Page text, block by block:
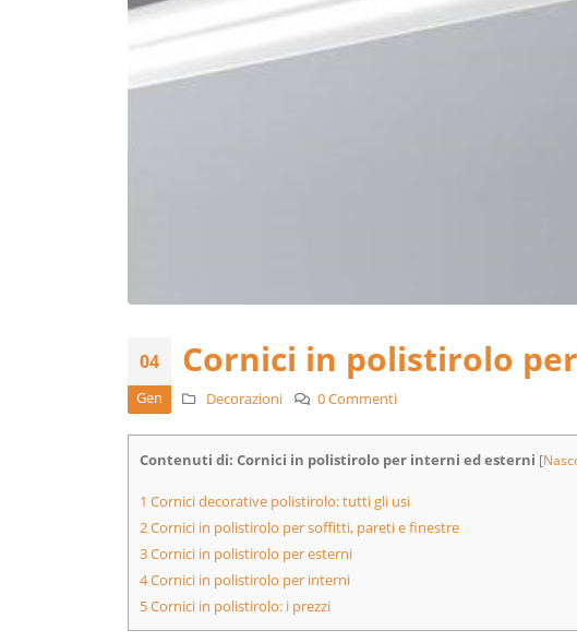
04
Gen
Cornici in polistirolo
Decorazioni 0 Commenti
Contenuti di: Cornici in polistirolo per interni ed esterni [
1 Cornici decorative polistirolo: tutti gli usi
2Cornici in polistirolo per soffitti, pareti e finestre
3Cornici in polistirolo per esterni
4Cornici in polistirolo per interni
5Cornici in polistirolo: i prezzi